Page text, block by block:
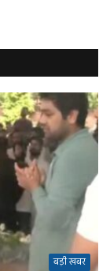
बड़ी खबर